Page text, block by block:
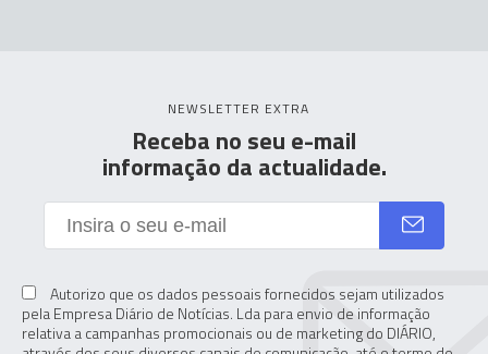
NEWSLETTER EXTRA
Receba no seu e-mail
informação da actualidade.
Autorizo que os dados pessoais fornecidos sejam utilizados
pela Empresa Diário de Notícias. Lda para envio de informação
relativa a campanhas promocionais ou de marketing do DIÁRIO,